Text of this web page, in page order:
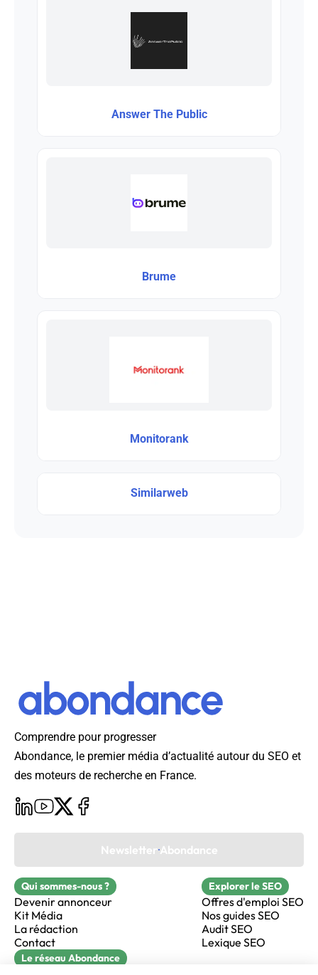
Answer The Public
Brume
Monitorank
Similarweb
Comprendre pour progresser
Abondance, le premier média d’actualité autour du SEO et
des moteurs de recherche en France.
Newsletter Abondance
Qui sommes-nous ?
Devenir annonceur
Kit Média
La rédaction
Contact
Explorer le SEO
Offres d'emploi SEO
Nos guides SEO
Audit SEO
Lexique SEO
Le réseau Abondance